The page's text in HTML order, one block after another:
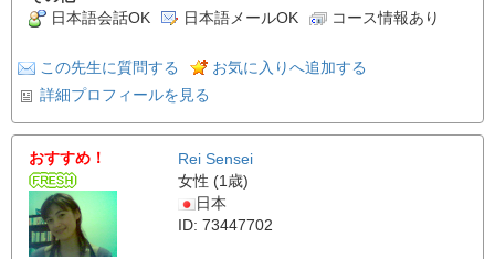
日本語会話OK
日本語メールOK コース情報あり
この先生に質問する
お気に入りへ追加する
詳細プロフィールを見る
おすすめ！
Rei Sensei
女性 (1歳)
日本
ID: 73447702